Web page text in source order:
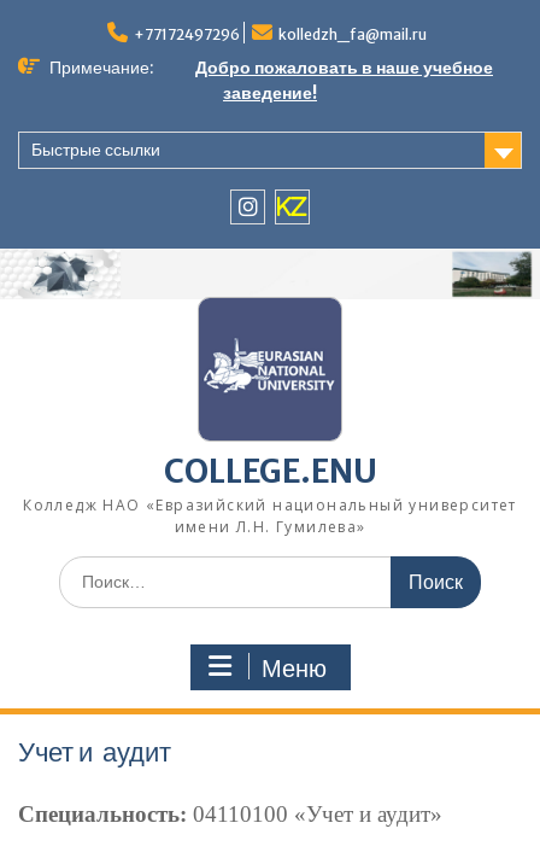
содержимому
+77172497296 kolledzh_fa@mail.ru
Примечание:
Добро пожаловать в наше учебное
заведение!
Быстрые ссылки
COLLEGE.ENU
Колледж НАО «Евразийский национальный университет
имени Л.Н. Гумилева»
Поиск
по:
Меню
Учет и аудит
Специальность: 04110100 «Учет и аудит»